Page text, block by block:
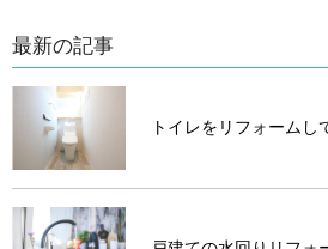
最新の記事
トイレをリフォームし